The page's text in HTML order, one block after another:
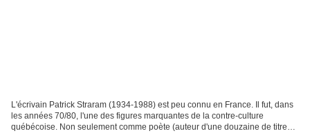
L'écrivain Patrick Straram (1934-1988) est peu connu en France. Il fut, dans
les années 70/80, l'une des figures marquantes de la contre-culture
québécoise. Non seulement comme poète (auteur d'une douzaine de titres